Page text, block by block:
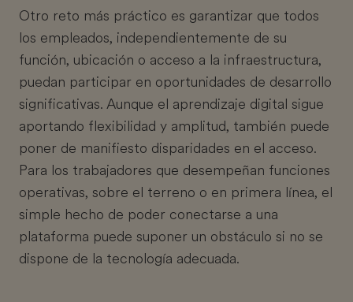
Otro reto más práctico es garantizar que todos
los empleados, independientemente de su
función, ubicación o acceso a la infraestructura,
puedan participar en oportunidades de desarrollo
significativas. Aunque el aprendizaje digital sigue
aportando flexibilidad y amplitud, también puede
poner de manifiesto disparidades en el acceso.
Para los trabajadores que desempeñan funciones
operativas, sobre el terreno o en primera línea, el
simple hecho de poder conectarse a una
plataforma puede suponer un obstáculo si no se
dispone de la tecnología adecuada.